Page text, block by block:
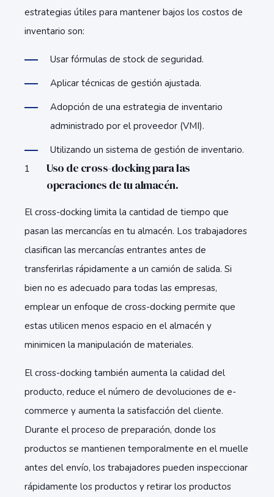
estrategias útiles para mantener bajos los costos de
inventario son:
Usar fórmulas de stock de seguridad.
Aplicar técnicas de gestión ajustada.
Adopción de una estrategia de inventario
administrado por el proveedor (VMI).
Utilizando un sistema de gestión de inventario.
Uso de cross-docking para las
operaciones de tu almacén.
El cross-docking limita la cantidad de tiempo que
pasan las mercancías en tu almacén. Los trabajadores
clasifican las mercancías entrantes antes de
transferirlas rápidamente a un camión de salida. Si
bien no es adecuado para todas las empresas,
emplear un enfoque de cross-docking permite que
estas utilicen menos espacio en el almacén y
minimicen la manipulación de materiales.
El cross-docking también aumenta la calidad del
producto, reduce el número de devoluciones de e-
commerce y aumenta la satisfacción del cliente.
Durante el proceso de preparación, donde los
productos se mantienen temporalmente en el muelle
antes del envío, los trabajadores pueden inspeccionar
rápidamente los productos y retirar los productos